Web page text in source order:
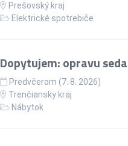
Prešovský kraj
Elektrické spotrebiče
Dopytujem: opravu
Predvčerom (7. 8. 2026)
Trenčiansky kraj
Nábytok